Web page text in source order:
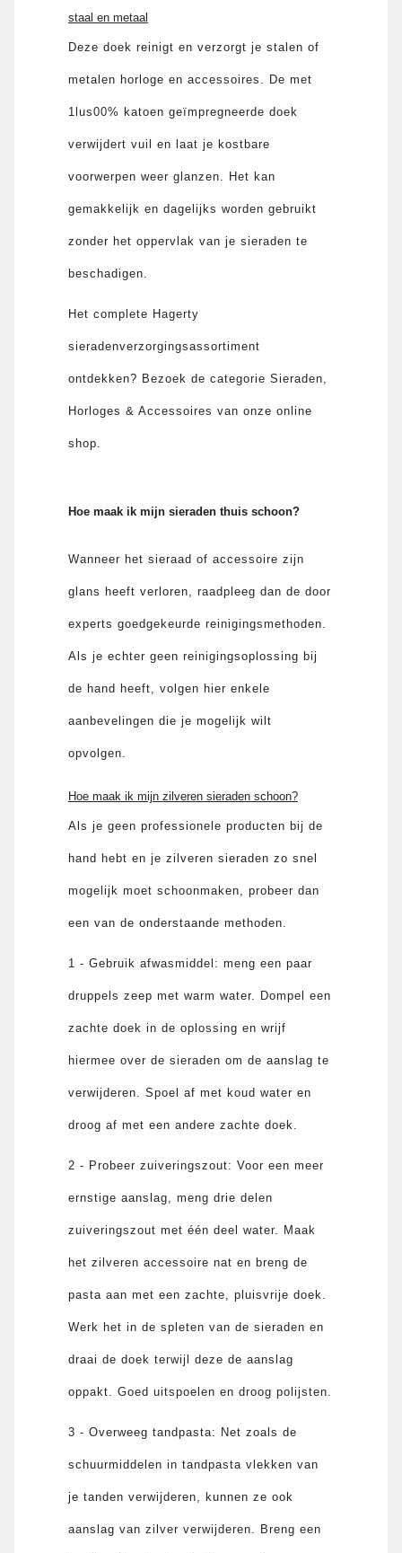
staal en metaal
Deze doek reinigt en verzorgt je stalen of
metalen horloge en accessoires. De met
1lus00% katoen geïmpregneerde doek
verwijdert vuil en laat je kostbare
voorwerpen weer glanzen. Het kan
gemakkelijk en dagelijks worden gebruikt
zonder het oppervlak van je sieraden te
beschadigen.
Het complete Hagerty
sieradenverzorgingsassortiment
ontdekken? Bezoek de categorie Sieraden,
Horloges & Accessoires van onze online
shop.
Hoe maak ik mijn sieraden thuis schoon?
Wanneer het sieraad of accessoire zijn
glans heeft verloren, raadpleeg dan de door
experts goedgekeurde reinigingsmethoden.
Als je echter geen reinigingsoplossing bij
de hand heeft, volgen hier enkele
aanbevelingen die je mogelijk wilt
opvolgen.
Hoe maak ik mijn zilveren sieraden schoon?
Als je geen professionele producten bij de
hand hebt en je zilveren sieraden zo snel
mogelijk moet schoonmaken, probeer dan
een van de onderstaande methoden.
1 - Gebruik afwasmiddel: meng een paar
druppels zeep met warm water. Dompel een
zachte doek in de oplossing en wrijf
hiermee over de sieraden om de aanslag te
verwijderen. Spoel af met koud water en
droog af met een andere zachte doek.
2 - Probeer zuiveringszout: Voor een meer
ernstige aanslag, meng drie delen
zuiveringszout met één deel water. Maak
het zilveren accessoire nat en breng de
pasta aan met een zachte, pluisvrije doek.
Werk het in de spleten van de sieraden en
draai de doek terwijl deze de aanslag
oppakt. Goed uitspoelen en droog polijsten.
3 - Overweeg tandpasta: Net zoals de
schuurmiddelen in tandpasta vlekken van
je tanden verwijderen, kunnen ze ook
aanslag van zilver verwijderen. Breng een